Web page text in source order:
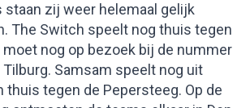
staan zij weer helemaal gelijk
The Switch speelt nog thuis tegen
moet nog op bezoek bij de nummer
Tilburg. Samsam speelt nog uit
thuis tegen de Pepersteeg. Op de